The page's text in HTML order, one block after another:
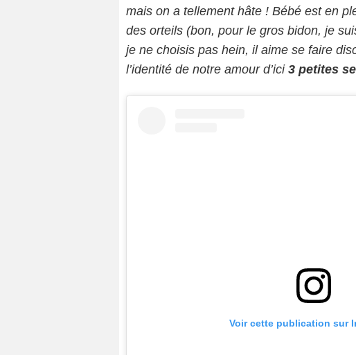
mais on a tellement hâte ! Bébé est en
des orteils (bon, pour le gros bidon, je
je ne choisis pas hein, il aime se faire
l’identité de notre amour d’ici 3 petites
Voir cette publication sur